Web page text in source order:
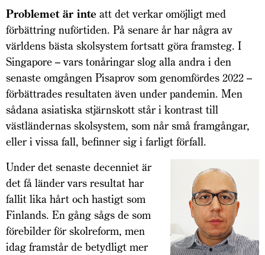
Problemet är inte att det verkar omöjligt med
förbättring nuförtiden. På senare år har några av
världens bästa skolsystem fortsatt göra framsteg. I
Singapore – vars tonåringar slog alla andra i den
senaste omgången Pisaprov som genomfördes 2022 –
förbättrades resultaten även under pandemin. Men
sådana asiatiska stjärnskott står i kontrast till
västländernas skolsystem, som når små framgångar,
eller i vissa fall, befinner sig i farligt förfall.
Under det senaste decenniet är
det få länder vars resultat har
fallit lika hårt och hastigt som
Finlands. En gång sågs de som
förebilder för skolreform, men
idag framstår de betydligt mer